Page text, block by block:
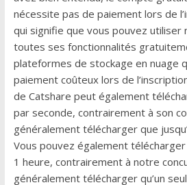
nécessite pas de paiement lors de
qui signifie que vous pouvez
toutes ses fonctionnalités
plateformes de stockage en nuage
paiement coûteux lors de
de Catshare peut également
par seconde, contrairement à son
généralement télécharger que
Vous pouvez également
1 heure, contrairement à notre
généralement télécharger qu’un